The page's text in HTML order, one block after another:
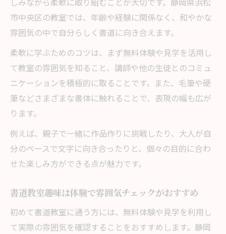
市中央区の教室では、年齢や経験に関係なく、和やかな
雰囲気の中で自分らしく書道に向き合えます。
柔軟に学ぶためのコツは、まず無料体験や見学を活用し
て教室の雰囲気を知ること、講師や他の生徒とのコミュ
ニケーションを積極的に取ることです。また、毛筆や硬
筆などさまざまな書体に触れることで、表現の幅も広が
ります。
例えば、親子で一緒に作品作りに挑戦したり、大人が自
分のペースで文字に向き合ったりと、個々の目的に合わ
せた楽しみ方ができる点が魅力です。
書道教室趣味は体験で雰囲気チェックがおすすめ
初めて書道教室に通う方には、無料体験や見学を利用し
て実際の雰囲気を確認することをおすすめします。静岡